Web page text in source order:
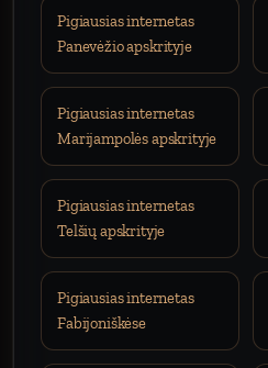
Pigiausias internetas
Panevėžio apskrityje
Pigiausias internetas
Marijampolės apskrityje
Pigiausias internetas
Telšių apskrityje
Pigiausias internetas
Fabijoniškėse